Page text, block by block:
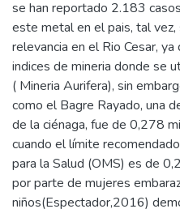
se han reportado 2.183
este metal en el pais, tal
relevancia en el Rio Cesar,
indices de mineria donde se
( Mineria Aurifera), sin
como el Bagre Rayado, una
de la ciénaga, fue de 0,278
cuando el límite
para la Salud (OMS) es de
por parte de mujeres
niños(Espectador,2016)